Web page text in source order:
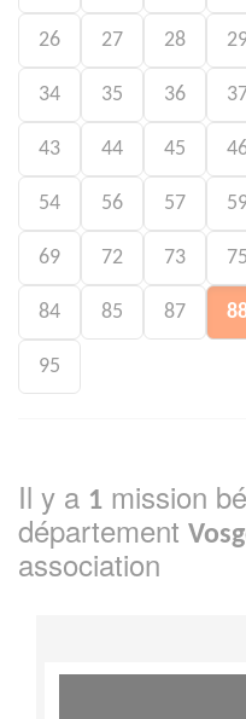
26 27 28
34 35 36
43 44 45
54 56 57
69 72 73 75
84 85 87
95
Il y a 1 mission
département
association